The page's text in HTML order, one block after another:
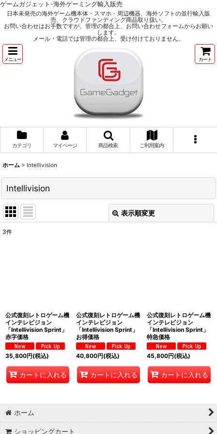
ゲームガジェット-海外ゲーミング輸入販売
日本未発売の海外ゲーム機本体・スマホ・周辺機器、海外ソフトの並行輸入販
売、クラウドファンディング商品取り扱い。
お問い合わせはお手数ですが、管理の都合上、お問い合わせフォームからお願い
します。
メール・電話では管理の都合上、受け付けておりません。
メニュー カート
カテゴリ マイページ 商品検索 ご利用案内
ホーム > Intellivision
Intellivision
表示順変更
3件
公式復刻レトロゲーム機
インテレビジョン
「Intellivision Sprint」
赤字価格
35,800円(税込)
カートに入れる
公式復刻レトロゲーム機
インテレビジョン
「Intellivision Sprint」
お得価格
40,800円(税込)
カートに入れる
公式復刻レトロゲーム機
インテレビジョン
「Intellivision Sprint」
特急価格
45,800円(税込)
カートに入れる
ホーム
ショッピングカート